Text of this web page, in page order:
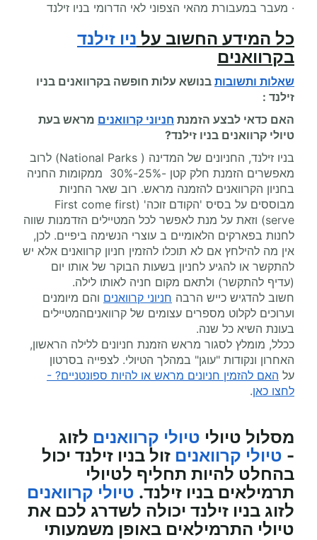
· מעבר במעבורת מהאי הצפוני לאי הדרומי בניו זילנד
כל המידע החשוב על ניו זילנד
בקרוואנים
שאלות ותשובות בנושא עלות חופשה בקרוואנים בניו
זילנד :
האם כדאי לבצע הזמנת חניוני קרוואנים מראש בעת
טיולי קרוואנים בניו זילנד?
בניו זילנד, החניונים של המדינה ( National Parks) לרוב
מאפשרים הזמנת חלק קטן -25%-30% ממקומות החניה
בחניון הקרוואנים להזמנה מראש. רוב שאר החניות
מבוססים על בסיס 'הקודם זוכה' (First come first
serve) וזאת על מנת לאפשר לכל המטיילים הזדמנות שווה
לחנות בפארקים הלאומיים ב עוצרי הנשימה ביפיים. לכן,
אין מה להילחץ אם לא תוכלו להזמין חניון קרוואנים אלא יש
להתקשר או להגיע לחניון בשעות הבוקר של אותו יום
(עדיף להתקשר) ולתאם מקום חניה לאותו לילה.
חשוב להדגיש כייש הרבה חניוני קרוואנים והם מיומנים
וערוכים לקלוט מספרים עצומים של קרוואניםהמטיילים
בעונת השיא כל שנה.
ככלל, מומלץ לסגור מראש הזמנת חניונים ללילה הראשון,
האחרון ונקודות "עוגן" במהלך הטיולי. לצפייה בסרטון
על האם להזמין חניונים מראש או להיות ספונטניים? -
לחצו כאן.
מסלול טיולי טיולי קרוואנים לזוג
- טיולי קרוואנים זול בניו זילנד יכול
בהחלט להיות תחליף לטיולי
תרמילאים בניו זילנד. טיולי קרוואנים
לזוג בניו זילנד יכולה לשדרג לכם את
טיולי התרמילאים באופן משמעותי